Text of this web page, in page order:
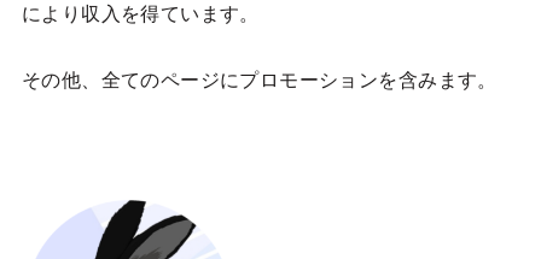
により収入を得ています。
その他、全てのページにプロモーションを含みます。